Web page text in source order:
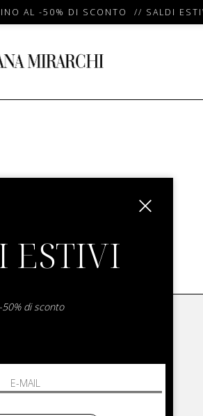
AL -50% DI SCONTO // SALDI
Contatti
ESTIVI
di sconto